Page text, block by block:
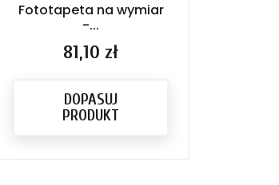
Fototapeta na wymiar
-...
Cena
81,10 zł
DOPASUJ
PRODUKT